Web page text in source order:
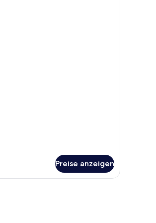
Preise anzeigen